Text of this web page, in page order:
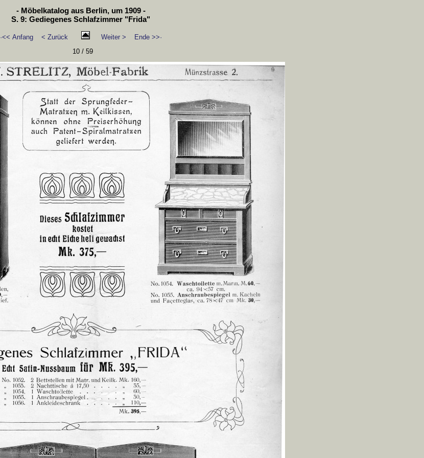
- Möbelkatalog aus Berlin, um 1909 -
S. 9: Gediegenes Schlafzimmer "Frida"
·<< Anfang < Zurück Weiter >
Ende >>·
10 / 59